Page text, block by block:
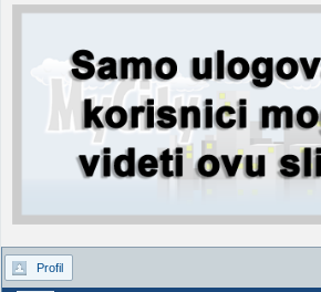
Profil